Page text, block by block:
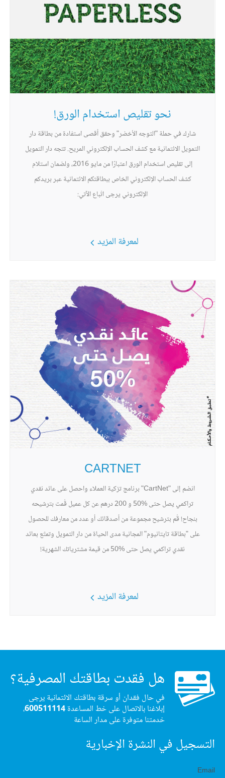
نحو تقليص استخدام الورق!
شارك في حملة "التوجه الأخضر" وحقق أقصى استفادة من بطاقة دار
التمويل الائتمانية مع كشف الحساب الإلكتروني المريح. تتجه دار التمويل
إلى تقليص استخدام الورق اعتبارًا من مايو 2016، ولضمان استلام
كشف الحساب الإلكتروني الخاص ببطاقتكم الائتمانية عبر بريدكم
الإلكتروني يرجى اتّباع الآتي:
لمعرفة المزيد
CARTNET
انضم إلى "CartNet" برنامج تزكية العملاء واحصل على عائد نقدي
تراكمي يصل حتى %50 و 200 درهم عن كل عميل قُمت بترشيحه
بنجاح! قُم بترشيح مجموعة من أصدقائك أو عدد من معارفك للحصول
على "بطاقة تايتانيوم" المجانية مدى الحياة من دار التمويل وتمتّع بعائد
نقدي تراكمي يصل حتى %50 من قيمة مشترياتك الشهرية!
لمعرفة المزيد
هل فقدت بطاقتك المصرفية؟
في حال فقدان أو سرقة بطاقتك الائتمانية يرجى
إبلاغنا بالاتصال على خط المساعدة600511114،
خدمتنا متوفرة على مدار الساعة
التسجيل في النشرة الإخبارية
Email